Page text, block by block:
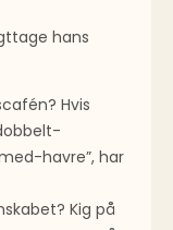
hans
Hvis
havre”, har
Kig på